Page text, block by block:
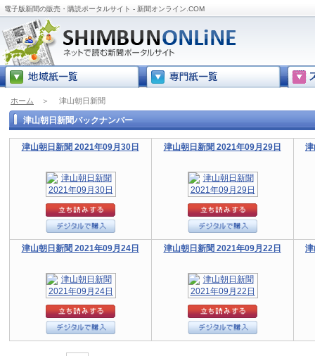
電子版新聞の販売・購読ポータルサイト - 新聞オンライン.COM
ホーム ＞ 津山朝日新聞
津山朝日新聞バックナンバー
津山朝日新聞 2021年09月30日 津山朝日新聞 2021年09月29日
津山朝日新聞 2021年09月24日 津山朝日新聞 2021年09月22日